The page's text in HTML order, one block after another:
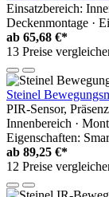
Einsatzbereich:
Deckenmontage ·
ab 65,68 €*
13 Preise
Steinel
PIR-Sensor,
Innenbereich ·
Eigenschaften:
ab 89,25 €*
12 Preise